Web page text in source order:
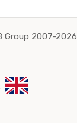
Group 2007-2026